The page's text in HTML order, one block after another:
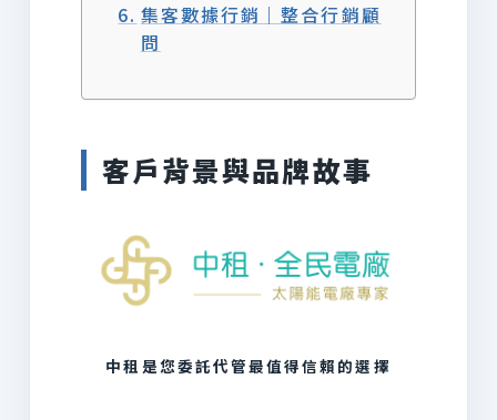
集客數據行銷｜整合行銷顧
問
客戶背景與品牌故事
中租是您委託代管最值得信賴的選擇